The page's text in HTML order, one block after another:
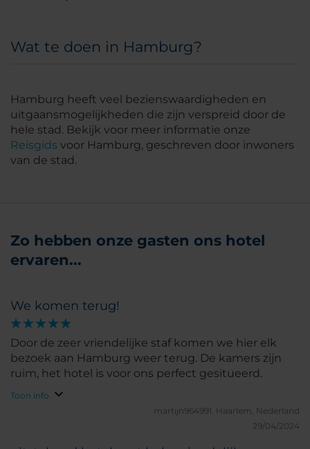
Wat te doen in Hamburg?
Hamburg heeft veel bezienswaardigheden en
uitgaansmogelijkheden die zijn verspreid door de
hele stad. Bekijk voor meer informatie onze
Reisgids voor Hamburg, geschreven door inwoners
van de stad.
Zo hebben onze gasten ons hotel
ervaren...
We komen terug!
Door de zeer vriendelijke staf komen we hier elk
bezoek aan Hamburg weer terug. De kamers zijn
ruim, het hotel is voor ons perfect gesitueerd.
Toon info
martijn964991. Haarlem, Nederland
29/04/2024